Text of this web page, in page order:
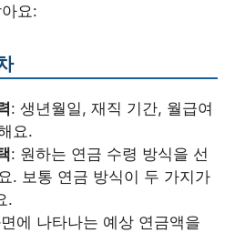
요:
: 생년월일, 재직 기간, 월급여
요.
: 원하는 연금 수령 방식을 선
. 보통 연금 방식이 두 가지가
.
에 나타나는 예상 연금액을